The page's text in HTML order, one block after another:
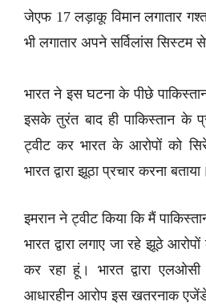
जेएफ 17 लड़ाकू विमान लगातार
भी लगातार अपने सर्विलांस
भारत ने इस घटना के पीछे
इसके तुरंत बाद ही पाकिस्तान के
ट्वीट कर भारत के आरोपों को
भारत द्वारा झूठा प्रचार करना बताया।
इमरान ने ट्वीट किया कि मैं
भारत द्वारा लगाए जा रहे झूठे
कर रहा हूं। भारत द्वारा
आधारहीन आरोप इस खतरनाक